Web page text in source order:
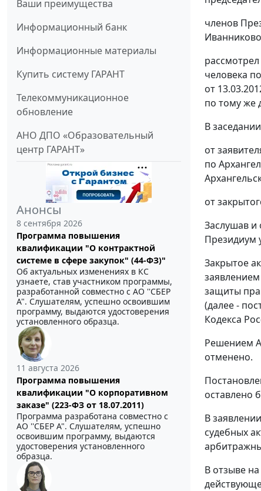
Ваши преимущества
Информационный банк
Информационные материалы
Купить систему ГАРАНТ
Телекоммуникационное
обновление
АНО ДПО «Образовательный
центр ГАРАНТ»
Анонсы
8 сентября 2026
Программа повышения
квалификации "О контрактной
системе в сфере закупок" (44-ФЗ)"
Об актуальных изменениях в КС
узнаете, став участником программы,
разработанной совместно с АО ''СБЕР
А". Слушателям, успешно освоившим
программу, выдаются удостоверения
установленного образца.
11 августа 2026
Программа повышения
квалификации "О корпоративном
заказе" (223-ФЗ от 18.07.2011)
Программа разработана совместно с
АО ''СБЕР А". Слушателям, успешно
освоившим программу, выдаются
удостоверения установленного
образца.
членов
человека
от
по тому же
В
от
по
от
Заслушав и
Президиум
Закрытое
защиты
(далее -
Кодекса
Решением
отменено.
оставлено
В
судебных
В отзыве